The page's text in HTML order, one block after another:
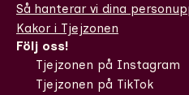
Så hanterar vi dina
Kakor i Tjejzonen
Följ oss!
Tjejzonen på Instagram
Tjejzonen på TikTok